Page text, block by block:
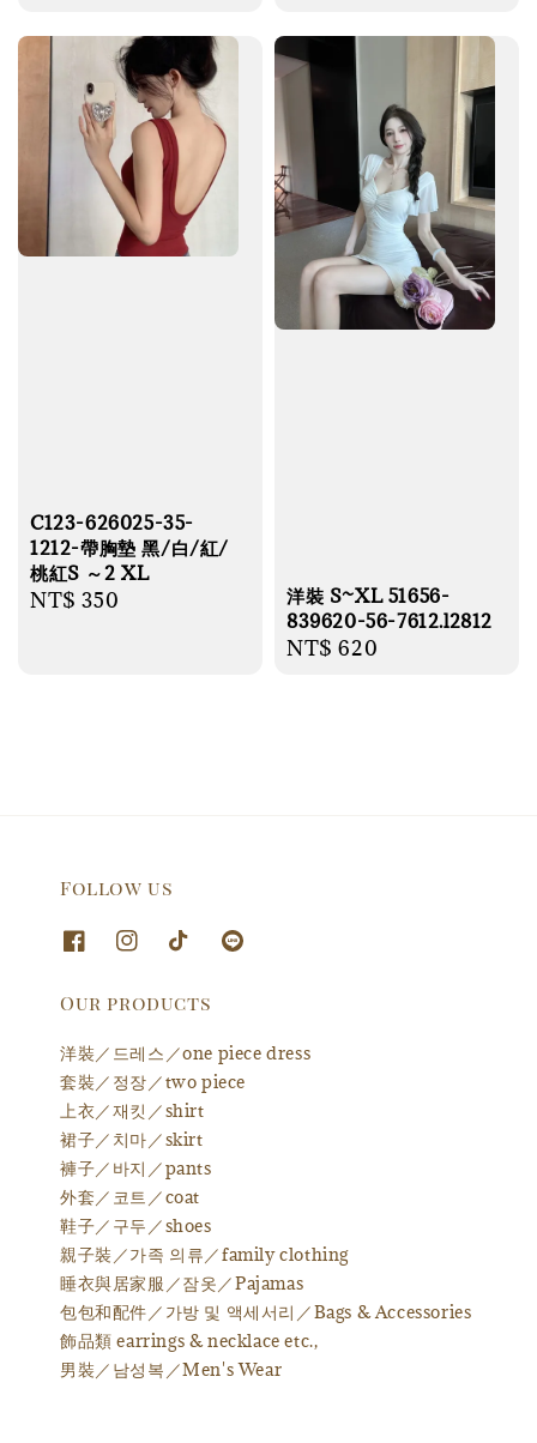
C123-626025-35-
1212-帶胸墊 黑/白/紅/
桃紅S ～2 XL
Regular
NT$ 350
洋裝 S~XL 51656-
839620-56-7612.l2812
Regular
NT$ 620
Follow us
Our products
洋裝／드레스／one piece dress
套裝／정장／two piece
上衣／재킷／shirt
裙子／치마／skirt
褲子／바지／pants
外套／코트／coat
鞋子／구두／shoes
親子裝／가족 의류／family clothing
睡衣與居家服／잠옷／Pajamas
包包和配件／가방 및 액세서리／Bags & Accessories
飾品類 earrings & necklace etc.,
男裝／남성복／Men's Wear